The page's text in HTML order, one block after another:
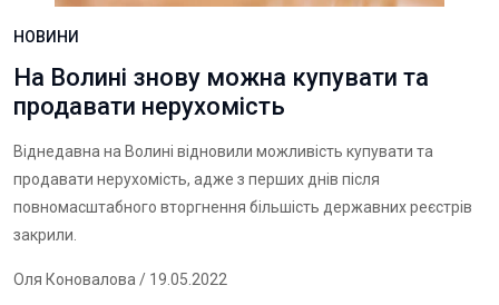
НОВИНИ
На Волині знову можна купувати та
продавати нерухомість
Віднедавна на Волині відновили можливість купувати та
продавати нерухомість, адже з перших днів після
повномасштабного вторгнення більшість державних реєстрів
закрили.
Оля Коновалова / 19.05.2022